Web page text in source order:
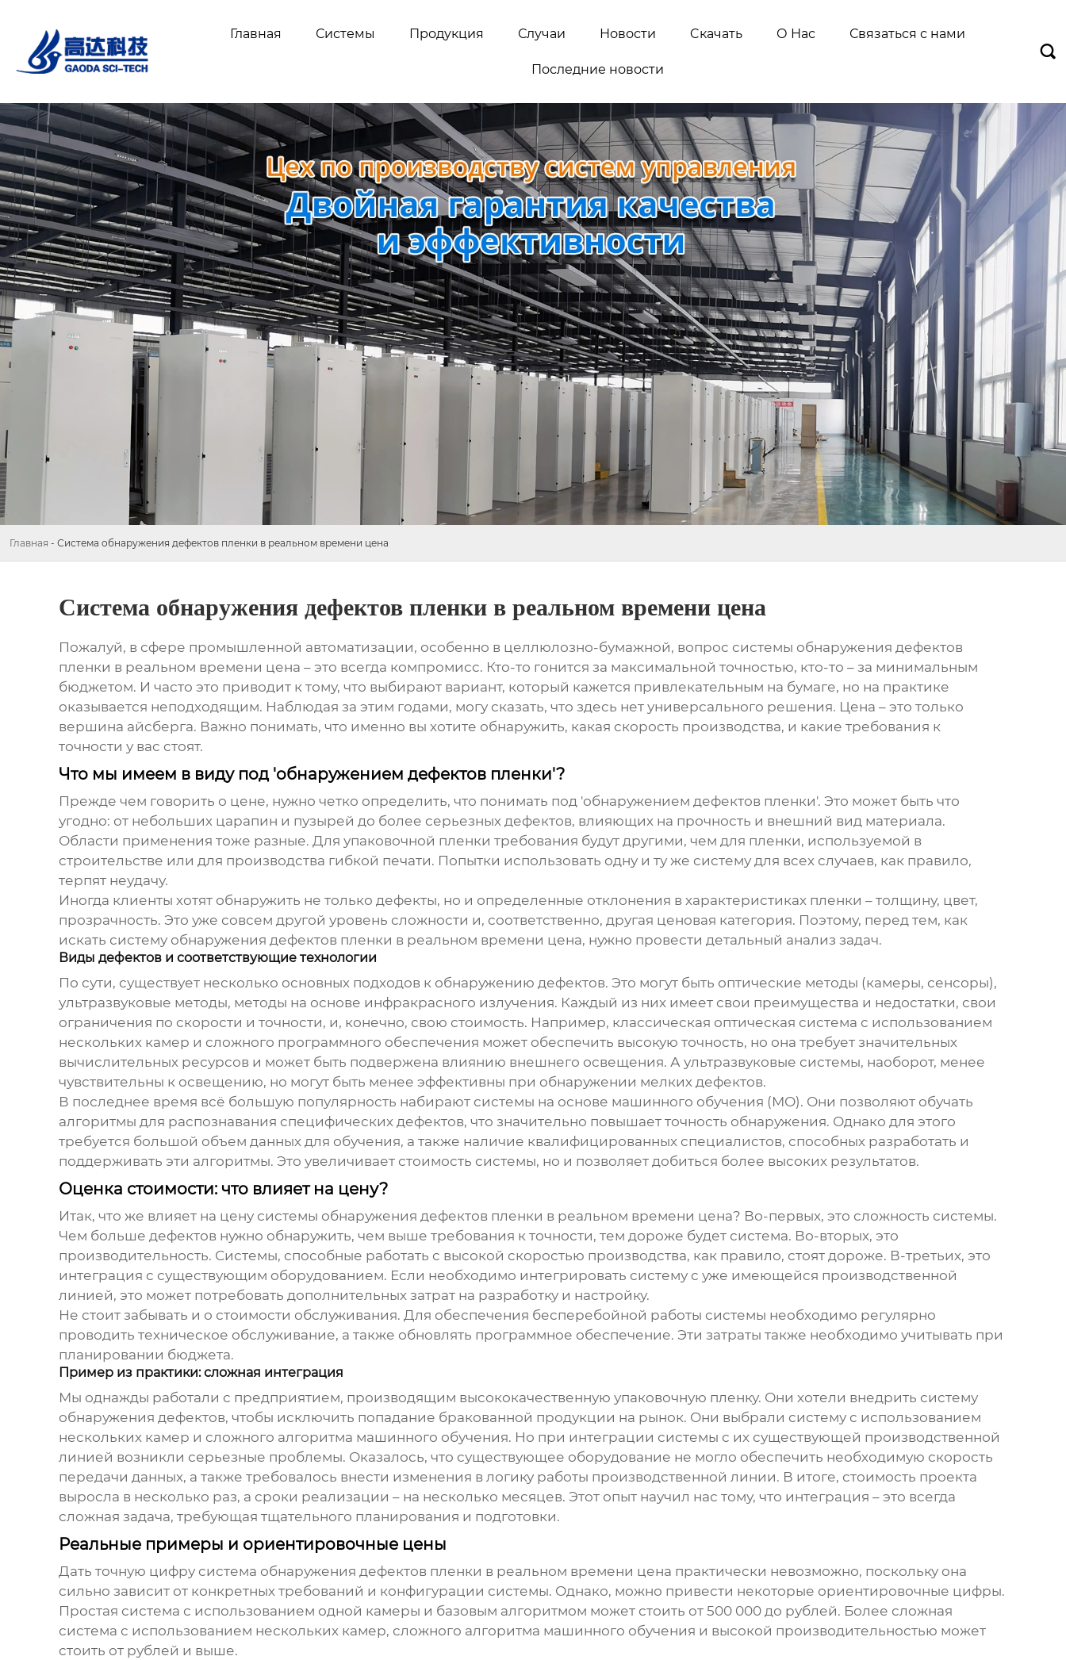
Главная Системы Продукция Случаи Новости Cкачать О Нас Связаться с нами
Последние новости

Главная - Система обнаружения дефектов пленки в реальном времени цена
Система обнаружения дефектов пленки в реальном времени цена
Пожалуй, в сфере промышленной автоматизации, особенно в целлюлозно-бумажной, вопрос системы обнаружения дефектов
пленки в реальном времени цена – это всегда компромисс. Кто-то гонится за максимальной точностью, кто-то – за минимальным
бюджетом. И часто это приводит к тому, что выбирают вариант, который кажется привлекательным на бумаге, но на практике
оказывается неподходящим. Наблюдая за этим годами, могу сказать, что здесь нет универсального решения. Цена – это только
вершина айсберга. Важно понимать, что именно вы хотите обнаружить, какая скорость производства, и какие требования к
точности у вас стоят.
Что мы имеем в виду под 'обнаружением дефектов пленки'?
Прежде чем говорить о цене, нужно четко определить, что понимать под 'обнаружением дефектов пленки'. Это может быть что
угодно: от небольших царапин и пузырей до более серьезных дефектов, влияющих на прочность и внешний вид материала.
Области применения тоже разные. Для упаковочной пленки требования будут другими, чем для пленки, используемой в
строительстве или для производства гибкой печати. Попытки использовать одну и ту же систему для всех случаев, как правило,
терпят неудачу.
Иногда клиенты хотят обнаружить не только дефекты, но и определенные отклонения в характеристиках пленки – толщину, цвет,
прозрачность. Это уже совсем другой уровень сложности и, соответственно, другая ценовая категория. Поэтому, перед тем, как
искать систему обнаружения дефектов пленки в реальном времени цена, нужно провести детальный анализ задач.
Виды дефектов и соответствующие технологии
По сути, существует несколько основных подходов к обнаружению дефектов. Это могут быть оптические методы (камеры, сенсоры),
ультразвуковые методы, методы на основе инфракрасного излучения. Каждый из них имеет свои преимущества и недостатки, свои
ограничения по скорости и точности, и, конечно, свою стоимость. Например, классическая оптическая система с использованием
нескольких камер и сложного программного обеспечения может обеспечить высокую точность, но она требует значительных
вычислительных ресурсов и может быть подвержена влиянию внешнего освещения. А ультразвуковые системы, наоборот, менее
чувствительны к освещению, но могут быть менее эффективны при обнаружении мелких дефектов.
В последнее время всё большую популярность набирают системы на основе машинного обучения (МО). Они позволяют обучать
алгоритмы для распознавания специфических дефектов, что значительно повышает точность обнаружения. Однако для этого
требуется большой объем данных для обучения, а также наличие квалифицированных специалистов, способных разработать и
поддерживать эти алгоритмы. Это увеличивает стоимость системы, но и позволяет добиться более высоких результатов.
Оценка стоимости: что влияет на цену?
Итак, что же влияет на цену системы обнаружения дефектов пленки в реальном времени цена? Во-первых, это сложность системы.
Чем больше дефектов нужно обнаружить, чем выше требования к точности, тем дороже будет система. Во-вторых, это
производительность. Системы, способные работать с высокой скоростью производства, как правило, стоят дороже. В-третьих, это
интеграция с существующим оборудованием. Если необходимо интегрировать систему с уже имеющейся производственной
линией, это может потребовать дополнительных затрат на разработку и настройку.
Не стоит забывать и о стоимости обслуживания. Для обеспечения бесперебойной работы системы необходимо регулярно
проводить техническое обслуживание, а также обновлять программное обеспечение. Эти затраты также необходимо учитывать при
планировании бюджета.
Пример из практики: сложная интеграция
Мы однажды работали с предприятием, производящим высококачественную упаковочную пленку. Они хотели внедрить систему
обнаружения дефектов, чтобы исключить попадание бракованной продукции на рынок. Они выбрали систему с использованием
нескольких камер и сложного алгоритма машинного обучения. Но при интеграции системы с их существующей производственной
линией возникли серьезные проблемы. Оказалось, что существующее оборудование не могло обеспечить необходимую скорость
передачи данных, а также требовалось внести изменения в логику работы производственной линии. В итоге, стоимость проекта
выросла в несколько раз, а сроки реализации – на несколько месяцев. Этот опыт научил нас тому, что интеграция – это всегда
сложная задача, требующая тщательного планирования и подготовки.
Реальные примеры и ориентировочные цены
Дать точную цифру система обнаружения дефектов пленки в реальном времени цена практически невозможно, поскольку она
сильно зависит от конкретных требований и конфигурации системы. Однако, можно привести некоторые ориентировочные цифры.
Простая система с использованием одной камеры и базовым алгоритмом может стоить от 500 000 до рублей. Более сложная
система с использованием нескольких камер, сложного алгоритма машинного обучения и высокой производительностью может
стоить от рублей и выше.